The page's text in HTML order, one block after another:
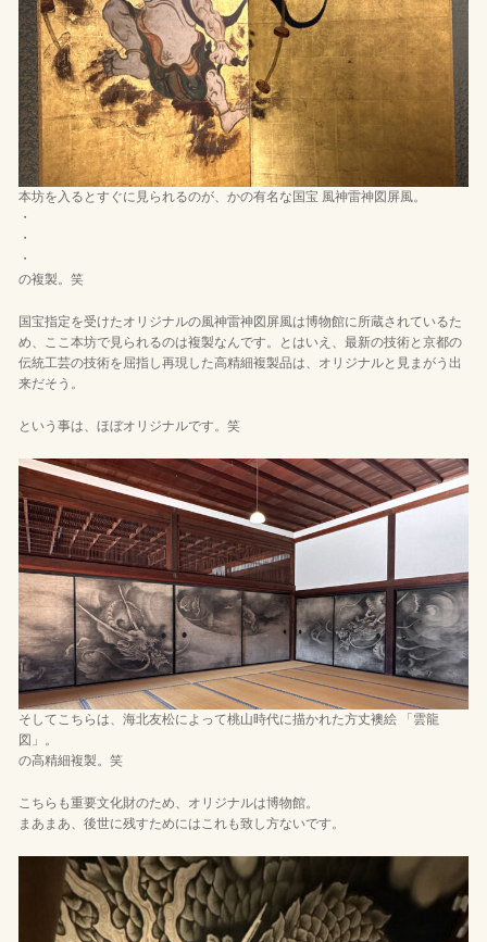
本坊を入るとすぐに見られるのが、かの有名な国宝 風神雷神図屏風。
・
・
・
の複製。笑
国宝指定を受けたオリジナルの風神雷神図屏風は博物館に所蔵されているた
め、ここ本坊で見られるのは複製なんです。とはいえ、最新の技術と京都の
伝統工芸の技術を屈指し再現した高精細複製品は、オリジナルと見まがう出
来だそう。
という事は、ほぼオリジナルです。笑
そしてこちらは、海北友松によって桃山時代に描かれた方丈襖絵 「雲龍
図」。
の高精細複製。笑
こちらも重要文化財のため、オリジナルは博物館。
まあまあ、後世に残すためにはこれも致し方ないです。